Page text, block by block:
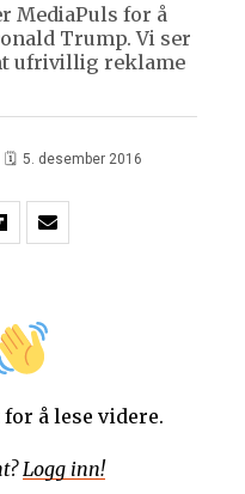
MediaPuls for å
Trump. Vi ser
ufrivillig reklame
🗓 5. desember 2016
å lese videre.
Logg inn!